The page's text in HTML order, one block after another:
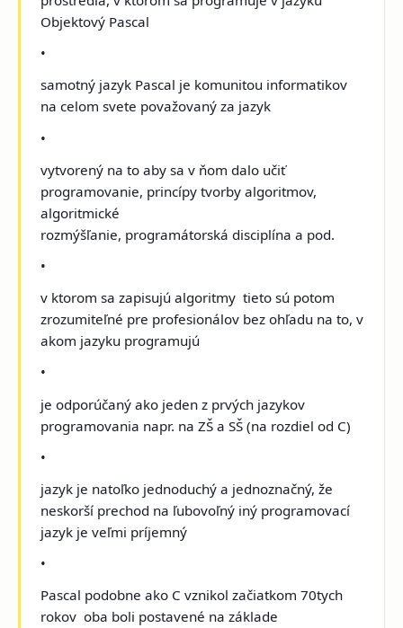
Objektový Pascal
•
samotný jazyk Pascal je komunitou informatikov
na celom svete považovaný za jazyk
•
vytvorený na to aby sa v ňom dalo učiť
programovanie, princípy tvorby algoritmov,
algoritmické
rozmýšľanie, programátorská disciplína a pod.
•
v ktorom sa zapisujú algoritmy ­ tieto sú potom
zrozumiteľné pre profesionálov bez ohľadu na to, v
akom jazyku programujú
•
je odporúčaný ako jeden z prvých jazykov
programovania napr. na ZŠ a SŠ (na rozdiel od C)
•
jazyk je natoľko jednoduchý a jednoznačný, že
neskorší prechod na ľubovoľný iný programovací
jazyk je veľmi príjemný
•
Pascal podobne ako C vznikol začiatkom 70­tych
rokov ­ oba boli postavené na základe